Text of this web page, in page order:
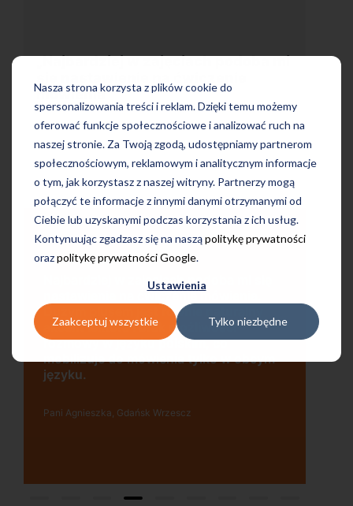
Nasza strona korzysta z plików cookie do
spersonalizowania treści i reklam. Dzięki temu możemy
oferować funkcje społecznościowe i analizować ruch na
naszej stronie. Za Twoją zgodą, udostępniamy partnerom
społecznościowym, reklamowym i analitycznym informacje
o tym, jak korzystasz z naszej witryny. Partnerzy mogą
połączyć te informacje z innymi danymi otrzymanymi od
Ciebie lub uzyskanymi podczas korzystania z ich usług.
Kontynuując zgadzasz się na nasząpolitykę prywatności
orazpolitykę prywatności Google.
Ustawienia
Zaakceptuj wszystkie Tylko niezbędne
położona w dogodnej lokalizacji”
bardzo zadowolona. Zajęcia z nativami,
wygodna, nowoczesna szkoła położona
w dogodnej lokalizacji, bo tuż przy
wyjściu z metra, mili pracownicy,
najlepsza Pani manager, która służy
pomocą w każdej chwili! Polecam!
Pani Małgrzata, Warszawa Metro Świętokrzyska